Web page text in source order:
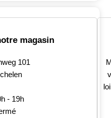
magasin
101
- 19h